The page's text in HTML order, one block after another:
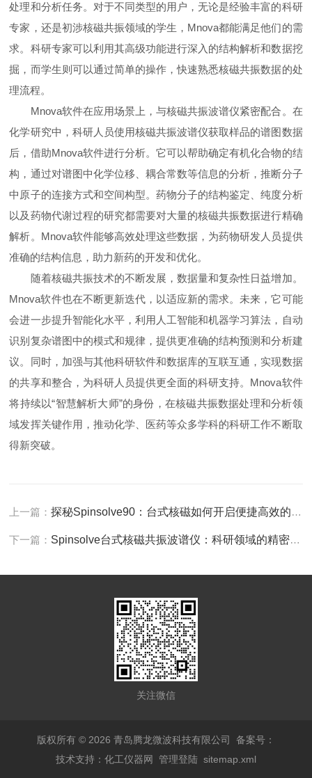
处理和分析任务。对于不同类型的用户，无论是经验丰富的科研
专家，还是初涉核磁共振领域的学生，Mnova都能满足他们的需
求。科研专家可以利用其高级功能进行深入的结构解析和数据挖
掘，而学生则可以通过简单的操作，快速熟悉核磁共振数据的处
理流程。
Mnova软件在应用场景上，与核磁共振波谱仪紧密配合。在
化学研究中，科研人员使用核磁共振波谱仪获取样品的谱图数据
后，借助Mnova软件进行分析。它可以帮助确定有机化合物的结
构，通过对谱图中化学位移、耦合常数等信息的分析，推断分子
中原子的连接方式和空间构型。药物分子的结构鉴定、纯度分析
以及药物代谢过程的研究都需要对大量的核磁共振数据进行精确
解析。Mnova软件能够高效处理这些数据，为药物研发人员提供
准确的结构信息，助力新药的开发和优化。
随着核磁共振技术的不断发展，数据量和复杂性日益增加。
Mnova软件也在不断更新迭代，以适应新的需求。未来，它可能
会进一步提升智能化水平，利用人工智能和机器学习算法，自动
识别复杂谱图中的模式和规律，提供更准确的结构预测和分析建
议。同时，加强与其他科研软件和数据库的互联互通，实现数据
的共享和整合，为科研人员提供更全面的科研支持。Mnova软件
将持续以“智慧解析大师”的身份，在核磁共振数据处理和分析领
域发挥关键作用，推动化学、医药等众多学科的科研工作不断取
得新突破。
上一篇：探秘Spinsolve90：台式核磁如何开启便捷高效的结构解析之旅？
下一篇： Spinsolve台式核磁共振波谱仪：科研领域的精密分析仪器
关注微信
版权所有 © 2026 青岛腾龙微波科技有限公司 备案号：
技术支持： 化工仪器网 管理登陆 sitemap.xml